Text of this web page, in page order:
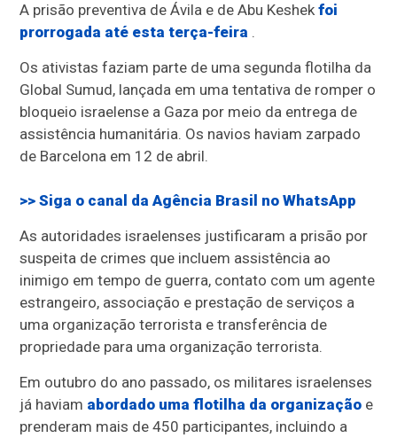
A prisão preventiva de Ávila e de Abu Keshekfoi
prorrogada até esta terça-feira .
Os ativistas faziam parte de uma segunda flotilha da
Global Sumud, lançada em uma tentativa de romper o
bloqueio israelense a Gaza por meio da entrega de
assistência humanitária. Os navios haviam zarpado
de Barcelona em 12 de abril.
>> Siga o canal da Agência Brasil no WhatsApp
As autoridades israelenses justificaram a prisão por
suspeita de crimes que incluem assistência ao
inimigo em tempo de guerra, contato com um agente
estrangeiro, associação e prestação de serviços a
uma organização terrorista e transferência de
propriedade para uma organização terrorista.
Em outubro do ano passado, os militares israelenses
já haviam abordado uma flotilha da organização e
prenderam mais de 450 participantes, incluindo a